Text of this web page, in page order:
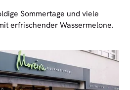
Sommertage und viele
erfrischender Wassermelone.